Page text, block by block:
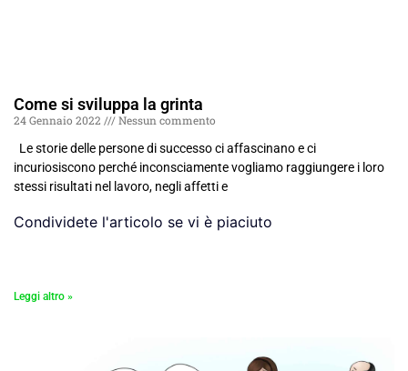
Come si sviluppa la grinta
24 Gennaio 2022
Nessun commento
Le storie delle persone di successo ci affascinano e ci
incuriosiscono perché inconsciamente vogliamo raggiungere i loro
stessi risultati nel lavoro, negli affetti e
Condividete l'articolo se vi è piaciuto
Leggi altro »